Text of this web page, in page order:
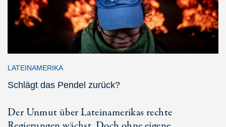
LATEINAMERIKA
Schlägt das Pendel zurück?
Der Unmut über Lateinamerikas rechte